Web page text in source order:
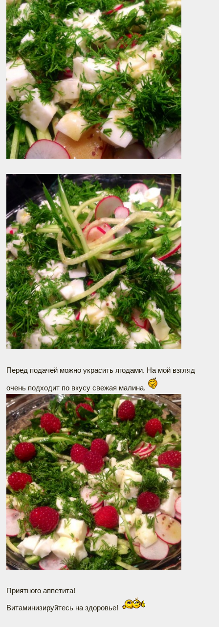
Перед подачей можно украсить ягодами. На мой взгляд
очень подходит по вкусу свежая малина.
Приятного аппетита!
Витаминизируйтесь на здоровье!